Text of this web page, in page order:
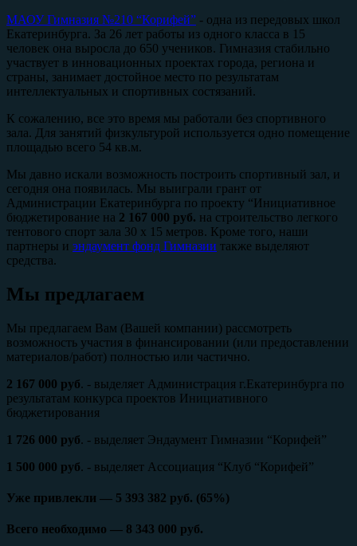
МАОУ Гимназия №210 “Корифей” - одна из передовых школ
Екатеринбурга. За 26 лет работы из одного класса в 15
человек она выросла до 650 учеников. Гимназия стабильно
участвует в инновационных проектах города, региона и
страны, занимает достойное место по результатам
интеллектуальных и спортивных состязаний.
К сожалению, все это время мы работали без спортивного
зала. Для занятий физкультурой используется одно помещение
площадью всего 54 кв.м.
Мы давно искали возможность построить спортивный зал, и
сегодня она появилась. Мы выиграли грант от
Администрации Екатеринбурга по проекту “Инициативное
бюджетирование на 2 167 000 руб. на строительство легкого
тентового спорт зала 30 х 15 метров. Кроме того, наши
партнеры и эндаумент фонд Гимназии также выделяют
средства.
Мы предлагаем
Мы предлагаем Вам (Вашей компании) рассмотреть
возможность участия в финансировании (или предоставлении
материалов/работ) полностью или частично.
2 167 000 руб. - выделяет Администрация г.Екатеринбурга по
результатам конкурса проектов Инициативного
бюджетирования
1 726 000 руб. - выделяет Эндаумент Гимназии “Корифей”
1 500 000 руб. - выделяет Ассоциация “Клуб “Корифей”
Уже привлекли — 5 393 382 руб. (65%)
Всего необходимо — 8 343 000 руб.